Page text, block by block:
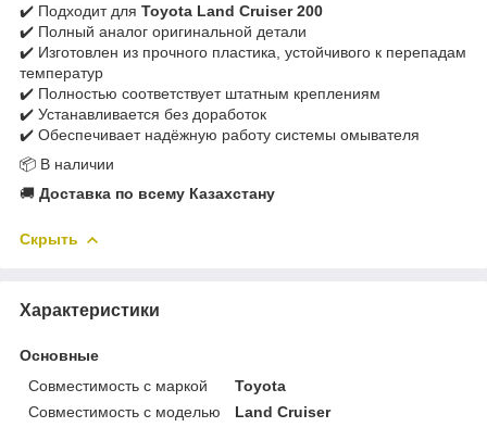
✔️ Подходит для Toyota Land Cruiser 200
✔️ Полный аналог оригинальной детали
✔️ Изготовлен из прочного пластика, устойчивого к перепадам
температур
✔️ Полностью соответствует штатным креплениям
✔️ Устанавливается без доработок
✔️ Обеспечивает надёжную работу системы омывателя
📦 В наличии
🚚 Доставка по всему Казахстану
Скрыть
Характеристики
Основные
Совместимость с маркой
Toyota
Совместимость с моделью
Land Cruiser